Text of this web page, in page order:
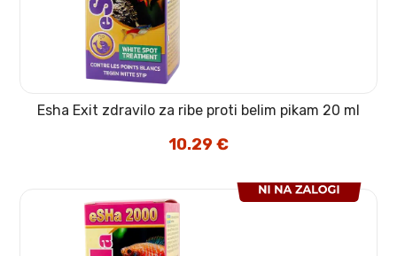
Esha Exit zdravilo za ribe proti belim pikam 20 ml
10.29€